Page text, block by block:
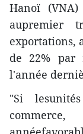
Hanoï
aupremier
exportations,
de 22% par
l'année
"Si